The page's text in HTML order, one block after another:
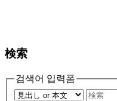
検索
검색어 입력폼